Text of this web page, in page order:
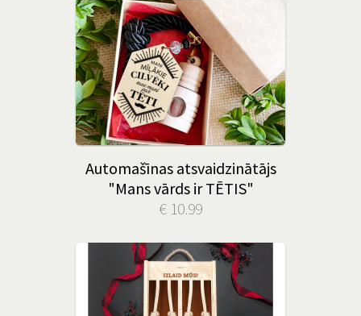
Automašīnas atsvaidzinātājs
"Mans vārds ir TĒTIS"
€ 10.99